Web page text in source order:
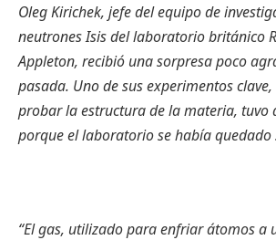
Oleg Kirichek, jefe del equipo de
neutrones Isis del laboratorio británico
Appleton, recibió una sorpresa poco
pasada. Uno de sus experimentos
probar la estructura de la materia, tuvo
porque el laboratorio se había quedado
“El gas, utilizado para enfriar átomos a